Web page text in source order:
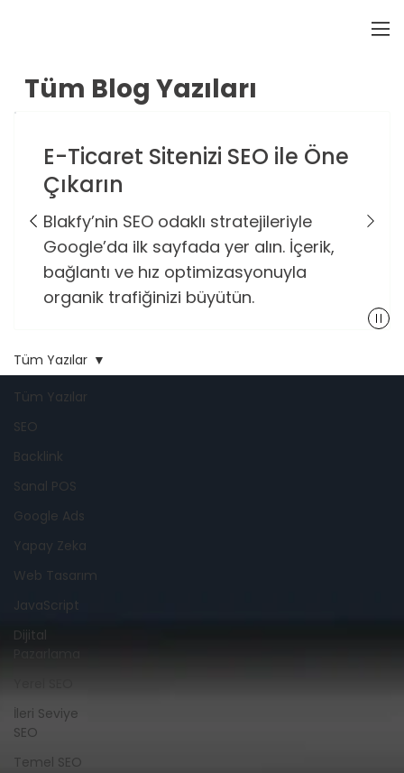
Tüm Blog Yazıları
E-Ticaret Sitenizi SEO ile Öne
Çıkarın
Blakfy’nin SEO odaklı stratejileriyle
Google’da ilk sayfada yer alın. İçerik,
bağlantı ve hız optimizasyonuyla
organik trafiğinizi büyütün.
Tüm Yazılar
SEO
Backlink
Sanal POS
Google Ads
Yapay Zeka
Web Tasarım
JavaScript
Dijital
İleri Seviye
SEO
Temel SEO
Tüm Yazılar